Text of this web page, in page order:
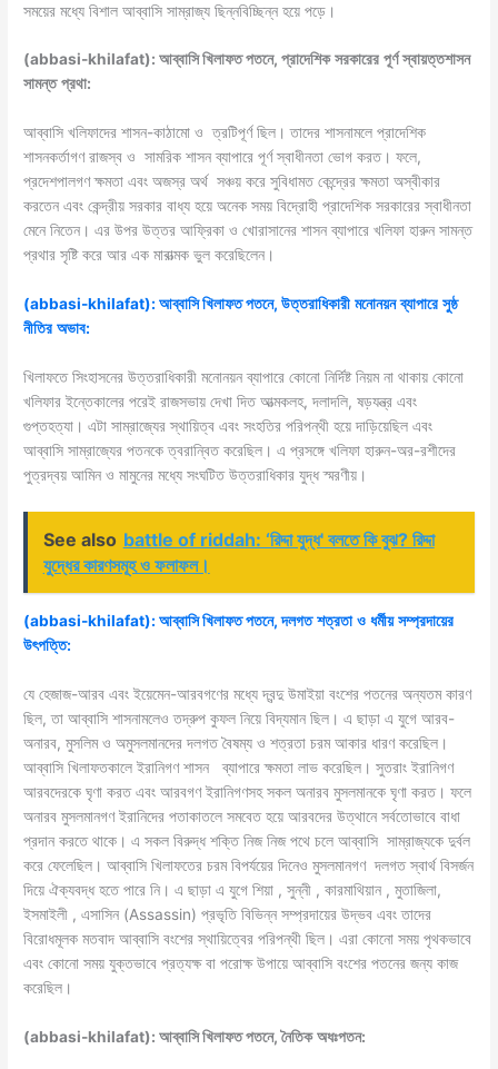
সময়ের মধ্যে বিশাল আব্বাসি সাম্রাজ্য ছিন্নবিচ্ছিন্ন হয়ে পড়ে।
(abbasi-khilafat): আব্বাসি খিলাফত পতনে, প্রাদেশিক সরকারের পূর্ণ স্বায়ত্তশাসন
সামন্ত প্রথা:
আব্বাসি খলিফাদের শাসন-কাঠামো ও ত্রটিপূর্ণ ছিল। তাদের শাসনামলে প্রাদেশিক
শাসনকর্তাগণ রাজস্ব ও সামরিক শাসন ব্যাপারে পূর্ণ স্বাধীনতা ভোগ করত। ফলে,
প্রদেশপালগণ ক্ষমতা এবং অজস্র অর্থ সঞ্চয় করে সুবিধামত কেন্দ্রের ক্ষমতা অস্বীকার
করতেন এবং কেন্দ্রীয় সরকার বাধ্য হয়ে অনেক সময় বিদ্রোহী প্রাদেশিক সরকারের স্বাধীনতা
মেনে নিতেন। এর উপর উত্তর আফ্রিকা ও খোরাসানের শাসন ব্যাপারে খলিফা হারুন সামন্ত
প্রথার সৃষ্টি করে আর এক মারাত্মক ভুল করেছিলেন।
(abbasi-khilafat): আব্বাসি খিলাফত পতনে, উত্তরাধিকারী মনোনয়ন ব্যাপারে সুষ্ঠ
নীতির অভাব:
খিলাফতে সিংহাসনের উত্তরাধিকারী মনোনয়ন ব্যাপারে কোনো নির্দিষ্ট নিয়ম না থাকায় কোনো
খলিফার ইন্তেকালের পরেই রাজসভায় দেখা দিত আত্মকলহ, দলাদলি, ষড়যন্ত্র এবং
গুপ্তহত্যা। এটা সাম্রাজ্যের স্থায়িত্ব এবং সংহতির পরিপন্থী হয়ে দাড়িয়েছিল এবং
আব্বাসি সাম্রাজ্যের পতনকে ত্বরান্বিত করেছিল। এ প্রসঙ্গে খলিফা হারুন-অর-রশীদের
পুত্রদ্বয় আমিন ও মামুনের মধ্যে সংঘটিত উত্তরাধিকার যুদ্ধ স্মরণীয়।
See also battle of riddah: ‘রিদ্দা যুদ্ধ' বলতে কি বুঝ? রিদ্দা
যুদ্ধের কারণসমূহ ও ফলাফল।
(abbasi-khilafat): আব্বাসি খিলাফত পতনে, দলগত শত্রতা ও ধর্মীয় সম্প্রদায়ের
উৎপত্তি:
যে হেজাজ-আরব এবং ইয়েমেন-আরবগণের মধ্যে দ্বন্দু উমাইয়া বংশের পতনের অন্যতম কারণ
ছিল, তা আব্বাসি শাসনামলেও তদ্রুপ কুফল নিয়ে বিদ্যমান ছিল। এ ছাড়া এ যুগে আরব-
অনারব, মুসলিম ও অমুসলমানদের দলগত বৈষম্য ও শত্রতা চরম আকার ধারণ করেছিল।
আব্বাসি খিলাফতকালে ইরানিগণ শাসন ব্যাপারে ক্ষমতা লাভ করেছিল। সুতরাং ইরানিগণ
আরবদেরকে ঘৃণা করত এবং আরবগণ ইরানিগণসহ সকল অনারব মুসলমানকে ঘৃণা করত। ফলে
অনারব মুসলমানগণ ইরানিদের পতাকাতলে সমবেত হয়ে আরবদের উত্থানে সর্বতোভাবে বাধা
প্রদান করতে থাকে। এ সকল বিরুদ্ধ শক্তি নিজ নিজ পথে চলে আব্বাসি সাম্রাজ্যকে দুর্বল
করে ফেলেছিল। আব্বাসি খিলাফতের চরম বিপর্যয়ের দিনেও মুসলমানগণ দলগত স্বার্থ বিসর্জন
দিয়ে ঐক্যবদ্ধ হতে পারে নি। এ ছাড়া এ যুগে শিয়া , সুন্নী , কারমাথিয়ান , মুতাজিলা,
ইসমাইলী , এসাসিন (Assassin) প্রভৃতি বিভিন্ন সম্প্রদায়ের উদ্ভব এবং তাদের
বিরোধমূলক মতবাদ আব্বাসি বংশের স্থায়িত্বের পরিপন্থী ছিল। এরা কোনো সময় পৃথকভাবে
এবং কোনো সময় যুক্তভাবে প্রত্যক্ষ বা পরোক্ষ উপায়ে আব্বাসি বংশের পতনের জন্য কাজ
করেছিল।
(abbasi-khilafat): আব্বাসি খিলাফত পতনে, নৈতিক অধঃপতন: